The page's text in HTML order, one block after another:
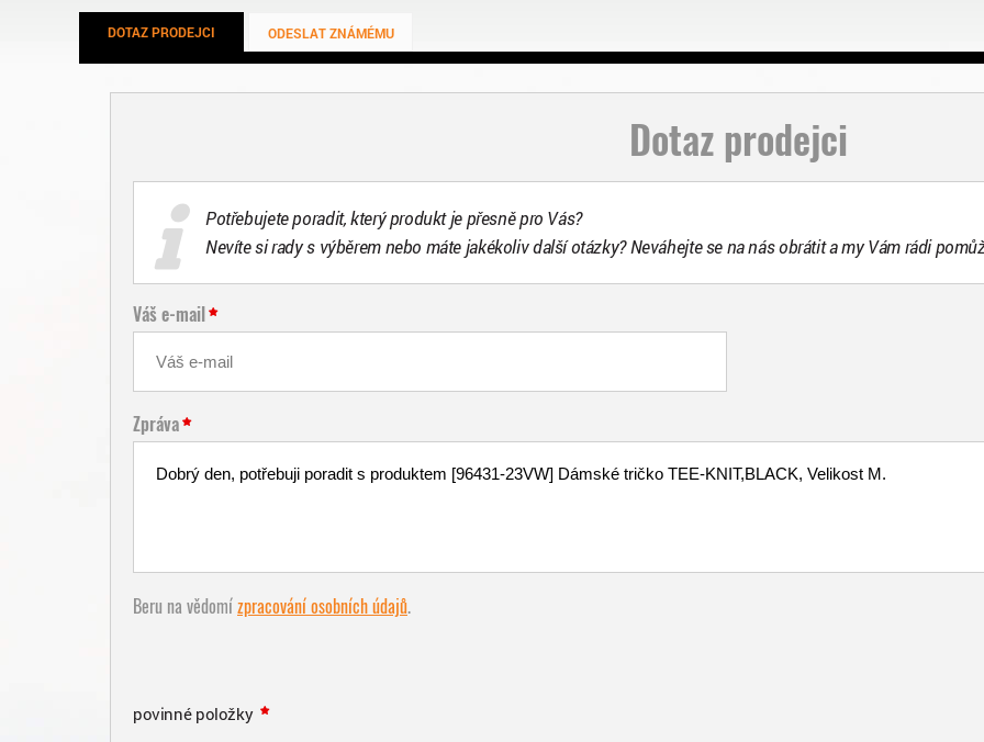
DOTAZ PRODEJCI ODESLAT ZNÁMÉMU
Dotaz prodejci
Potřebujete poradit, který produkt je přesně pro Vás?
Nevíte si rady s výběrem nebo máte jakékoliv další otázky? Neváhejte se na nás obrátit a my Vám rádi
Váš e-mail
Zpráva
Beru na vědomízpracování osobních údajů.
povinné položky